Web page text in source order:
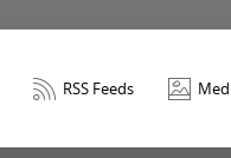
RSS Feeds